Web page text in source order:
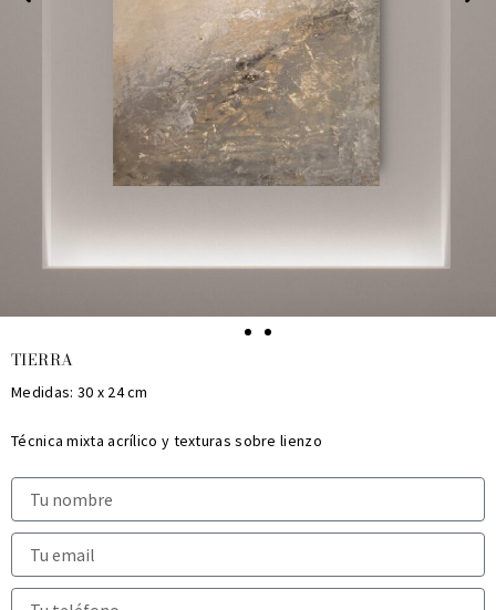
TIERRA
Medidas: 30 x 24 cm
Técnica mixta acrílico y texturas sobre lienzo